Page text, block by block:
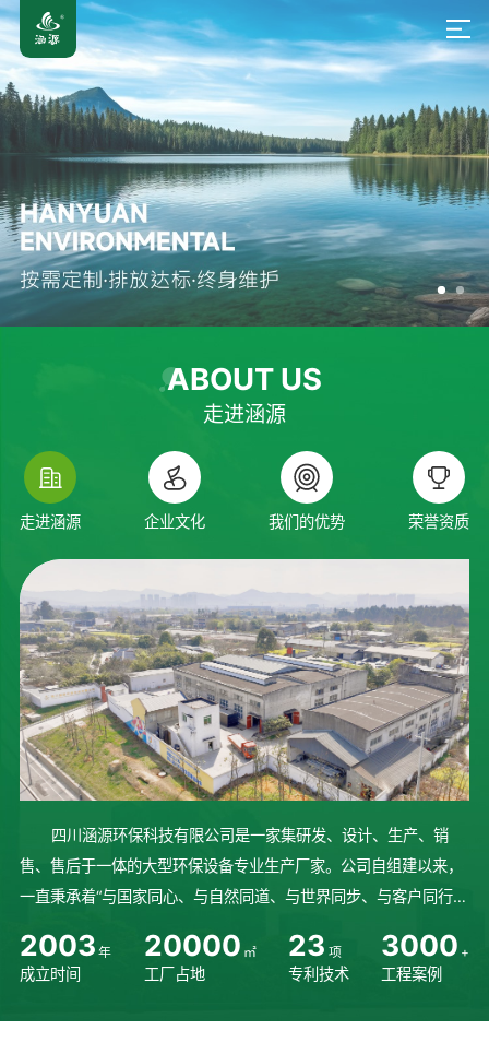
ABOUT US
走进涵源
走进涵源 企业文化 我们的优势 荣誉资质
四川涵源环保科技有限公司是一家集研发、设计、生产、销
售、售后于一体的大型环保设备专业生产厂家。公司自组建以来，
一直秉承着“与国家同心、与自然同道、与世界同步、与客户同行”
术，完善设备生产制造流程...
2003 年
成立时间
20000 ㎡
工厂占地
23 项
专利技术
3000 +
工程案例